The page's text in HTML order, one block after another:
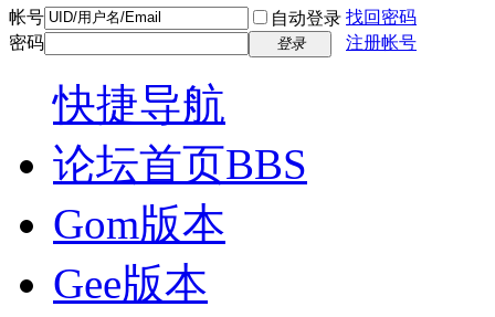
帐号 自动登录 找回密码
密码
登录 注册帐号
快捷导航
论坛首页BBS
Gom版本
Gee版本